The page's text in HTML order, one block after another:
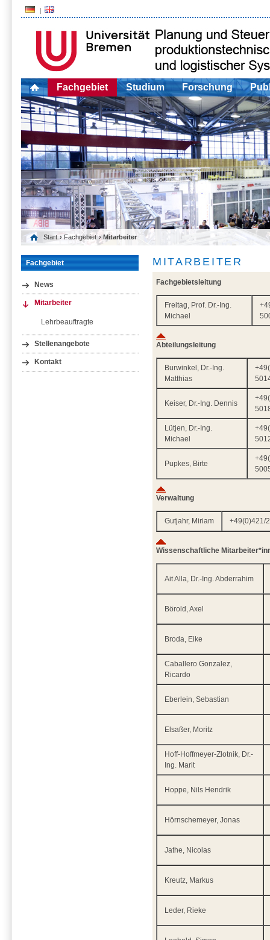
Fachgebiet Studium Forschung
Start › Fachgebiet › Mitarbeiter
Fachgebiet
News
Mitarbeiter
Lehrbeauftragte
Stellenangebote
Kontakt
MITARBEITER
Fachgebietsleitung
Freitag, Prof. Dr.-Ing.
Michael
Abteilungsleitung
Burwinkel, Dr.-Ing.
Matthias
Keiser, Dr.-Ing. Dennis
Lütjen, Dr.-Ing.
Michael
Pupkes, Birte
Verwaltung
Gutjahr, Miriam +49(0)421/
Wissenschaftliche
Ait Alla, Dr.-Ing. Abderrahim
Börold, Axel
Broda, Eike
Caballero Gonzalez,
Ricardo
Eberlein, Sebastian
Elsaßer, Moritz
Hoff-Hoffmeyer-Zlotnik, Dr.-
Ing. Marit
Hoppe, Nils Hendrik
Hörnschemeyer, Jonas
Jathe, Nicolas
Kreutz, Markus
Leder, Rieke